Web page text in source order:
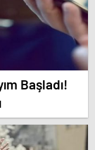
Başladı!